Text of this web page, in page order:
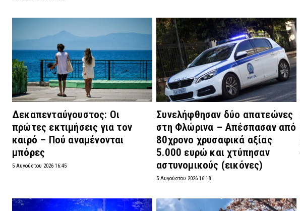
Δεκαπενταύγουστος: Οι
πρώτες εκτιμήσεις για τον
καιρό – Πού αναμένονται
μπόρες
5 Αυγούστου 2026 16:45
Συνελήφθησαν δύο απατεώνες
στη Φλώρινα – Απέσπασαν από
80χρονο χρυσαφικά αξίας
5.000 ευρώ και χτύπησαν
αστυνομικούς (εικόνες)
5 Αυγούστου 2026 16:18